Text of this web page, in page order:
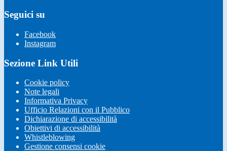
Seguici su
Facebook
Instagram
Sezione Link Utili
Cookie policy
Note legali
Informativa Privacy
Ufficio Relazioni con il Pubblico
Dichiarazione di accessibilità
Obiettivi di accessibilità
Whistleblowing
Gestione consensi cookie